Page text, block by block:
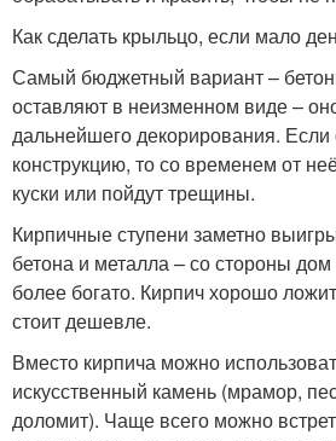
Как сделать крыльцо, если мало
Самый бюджетный вариант –
оставляют в неизменном виде –
дальнейшего декорирования. Если
конструкцию, то со временем от
куски или пойдут трещины.
Кирпичные ступени заметно
бетона и металла – со стороны
более богато. Кирпич хорошо
стоит дешевле.
Вместо кирпича можно
искусственный камень (мрамор,
доломит). Чаще всего можно